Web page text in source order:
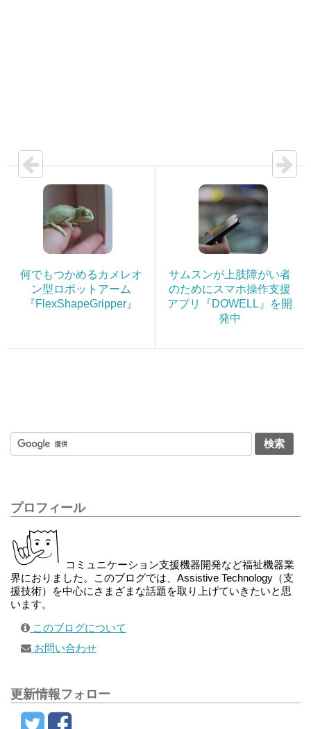
何でもつかめるカメレオ
ン型ロボットアーム
『FlexShapeGripper』
サムスンが上肢障がい者
のためにスマホ操作支援
アプリ『DOWELL』を開
発中
プロフィール
コミュニケーション支援機器開発など福祉機器業
界におりました。このブログでは、Assistive Technology（支
援技術）を中心にさまざまな話題を取り上げていきたいと思
います。
このブログについて
お問い合わせ
更新情報フォロー